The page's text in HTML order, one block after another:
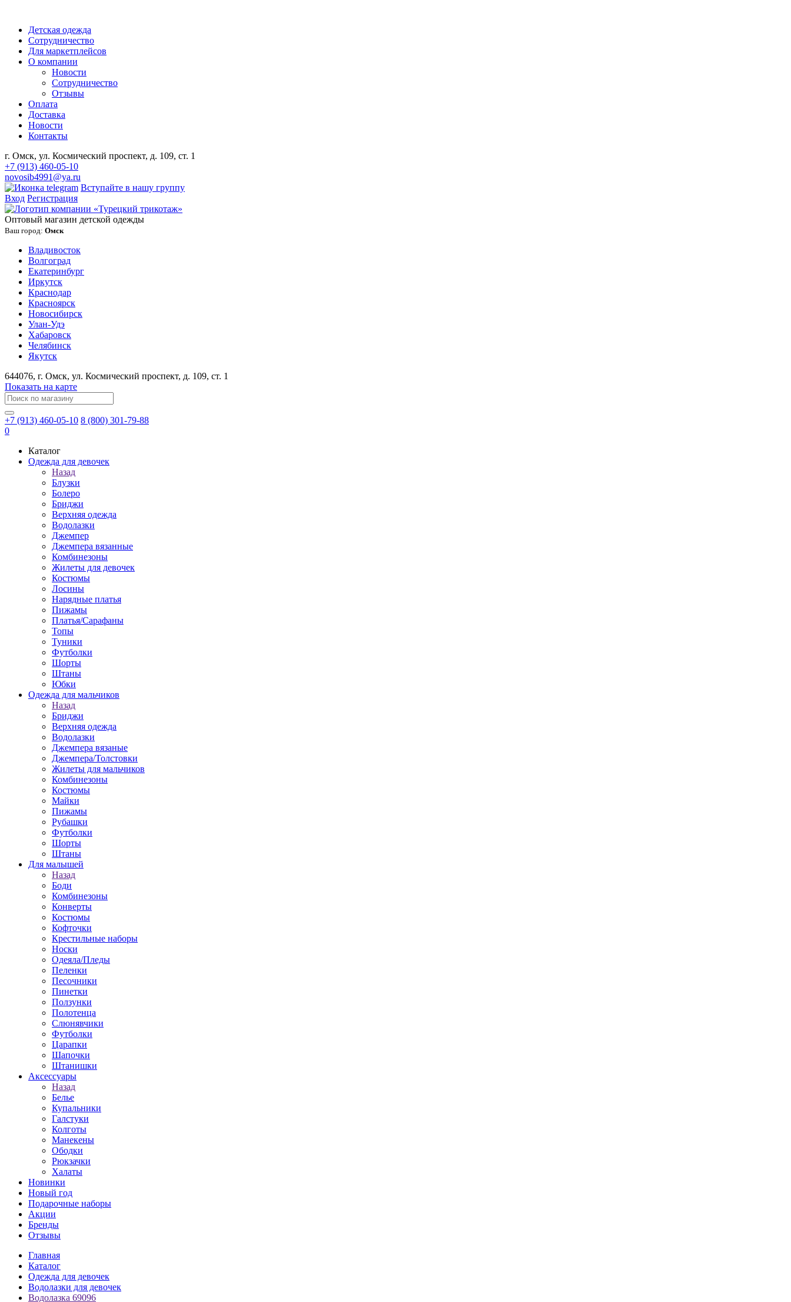
Детская одежда
Сотрудничество
Для маркетплейсов
О компании
Новости
Сотрудничество
Отзывы
Оплата
Доставка
Новости
Контакты
г. Омск, ул. Космический проспект, д. 109, ст. 1
+7 (913) 460-05-10
novosib4991@ya.ru
Вступайте в нашу группу
Вход Регистрация
Оптовый магазин детской одежды
Ваш город: Омск
Владивосток
Волгоград
Екатеринбург
Иркутск
Краснодар
Красноярск
Новосибирск
Улан-Удэ
Хабаровск
Челябинск
Якутск
644076, г. Омск, ул. Космический проспект, д. 109, ст. 1
Показать на карте
+7 (913) 460-05-10 8 (800) 301-79-88
0
Каталог
Одежда для девочек
Назад
Блузки
Болеро
Бриджи
Верхняя одежда
Водолазки
Джемпер
Джемпера вязанные
Комбинезоны
Жилеты для девочек
Костюмы
Лосины
Нарядные платья
Пижамы
Платья/Сарафаны
Топы
Туники
Футболки
Шорты
Штаны
Юбки
Одежда для мальчиков
Назад
Бриджи
Верхняя одежда
Водолазки
Джемпера вязаные
Джемпера/Толстовки
Жилеты для мальчиков
Комбинезоны
Костюмы
Майки
Пижамы
Рубашки
Футболки
Шорты
Штаны
Для малышей
Назад
Боди
Комбинезоны
Конверты
Костюмы
Кофточки
Крестильные наборы
Носки
Одеяла/Пледы
Пеленки
Песочники
Пинетки
Ползунки
Полотенца
Слюнявчики
Футболки
Царапки
Шапочки
Штанишки
Аксессуары
Назад
Белье
Купальники
Галстуки
Колготы
Манекены
Ободки
Рюкзачки
Халаты
Новинки
Новый год
Подарочные наборы
Акции
Бренды
Отзывы
Главная
Каталог
Одежда для девочек
Водолазки для девочек
Водолазка 69096